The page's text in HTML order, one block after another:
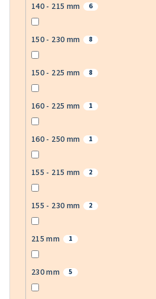
140 - 215 mm 6
150 - 230 mm 8
150 - 225 mm 8
160 - 225 mm 1
160 - 250 mm 1
155 - 215 mm 2
155 - 230 mm 2
215 mm 1
230 mm 5